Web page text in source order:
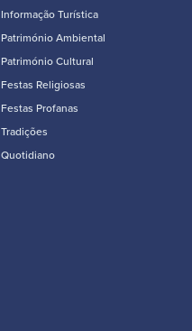
Informação Turística
Património Ambiental
Património Cultural
Festas Religiosas
Festas Profanas
Tradições
Quotidiano